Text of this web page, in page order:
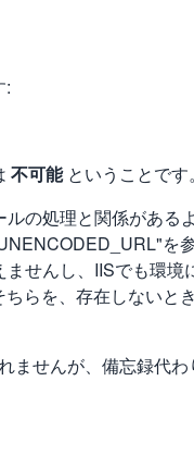
:
不可能ということです。
の処理と関係があるよ
を
せんし、IISでも環境
らを、存在しないとき
せんが、備忘録代わ